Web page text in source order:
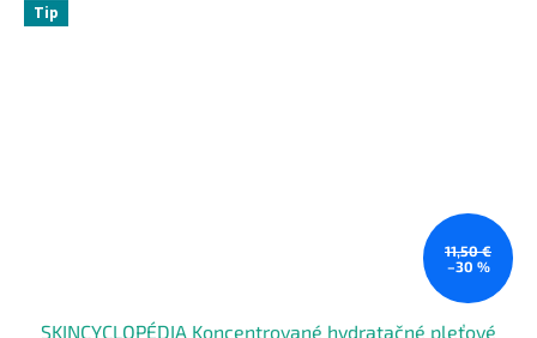
Tip
11,50 €
–30 %
SKINCYCLOPÉDIA Koncentrované hydratačné pleťové